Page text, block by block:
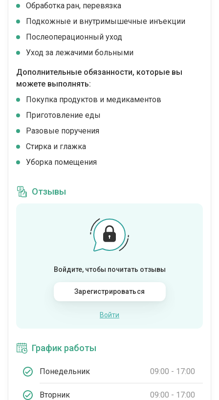
Обработка ран, перевязка
Подкожные и внутримышечные инъекции
Послеоперационный уход
Уход за лежачими больными
Дополнительные обязанности, которые вы
можете выполнять:
Покупка продуктов и медикаментов
Приготовление еды
Разовые поручения
Стирка и глажка
Уборка помещения
Отзывы
Войдите, чтобы почитать отзывы
Зарегистрироваться
Войти
График работы
Понедельник 09:00 - 17:00
Вторник 09:00 - 17:00